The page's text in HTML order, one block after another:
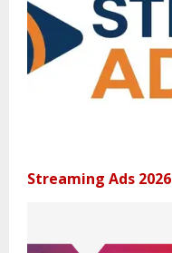
Streaming Ads 2026